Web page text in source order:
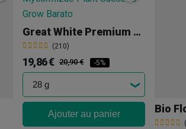
Great White Premium Mycorrhizae
(210)
19,86 € 20,90 € -5%
Ajouter au panier Bio